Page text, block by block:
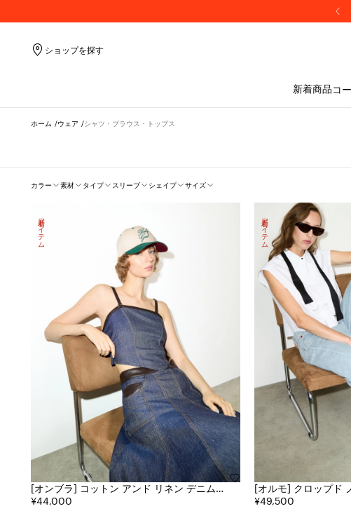
ショップを探す
新着商品コ
ホーム ウェア シャツ・ブラウス・トップス
フ
カラー 素材 タイプ スリーブ シェイプ サイズ
[オンブラ] コットン アンド リネン デニム
トップ
¥44,000
新着アイテム
[オルモ] クロップド ノースリーブ ポプリン
シャツ
¥49,500
新着アイテム